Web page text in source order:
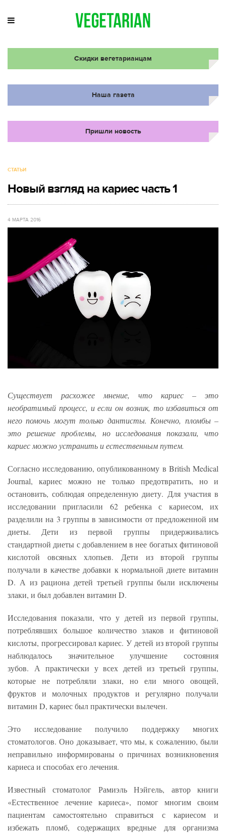
Скидки вегетарианцам
Наша газета
Пришли новость
СТАТЬИ
Новый взгляд на кариес часть 1
4 МАРТА 2016
Существует расхожее мнение, что кариес – это
необратимый процесс, и если он возник, то избавиться от
него помочь могут только дантисты. Конечно, пломбы –
это решение проблемы, но исследования показали, что
кариес можно устранить и естественным путем.
Согласно исследованию, опубликованному в British Medical
Journal, кариес можно не только предотвратить, но и
остановить, соблюдая определенную диету. Для участия в
исследовании пригласили 62 ребенка с кариесом, их
разделили на 3 группы в зависимости от предложенной им
диеты. Дети из первой группы придерживались
стандартной диеты с добавлением в нее богатых фитиновой
кислотой овсяных хлопьев. Дети из второй группы
получали в качестве добавки к нормальной диете витамин
D. А из рациона детей третьей группы были исключены
злаки, и был добавлен витамин D.
Исследования показали, что у детей из первой группы,
потреблявших большое количество злаков и фитиновой
кислоты, прогрессировал кариес. У детей из второй группы
наблюдалось значительное улучшение состояния
зубов. А практически у всех детей из третьей группы,
которые не потребляли злаки, но ели много овощей,
фруктов и молочных продуктов и регулярно получали
витамин D, кариес был практически вылечен.
Это исследование получило поддержку многих
стоматологов. Оно доказывает, что мы, к сожалению, были
неправильно информированы о причинах возникновения
кариеса и способах его лечения.
Известный стоматолог Рамиэль Нэйгель, автор книги
«Естественное лечение кариеса», помог многим своим
пациентам самостоятельно справиться с кариесом и
избежать пломб, содержащих вредные для организма